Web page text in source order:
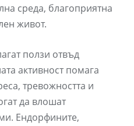
среда, благоприятна
живот.
ползи отвъд
активност помага
тревожността и
да влошат
Ендорфините,